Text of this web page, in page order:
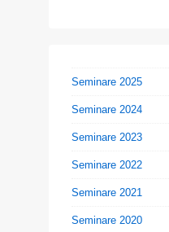
Seminare 2025
Seminare 2024
Seminare 2023
Seminare 2022
Seminare 2021
Seminare 2020